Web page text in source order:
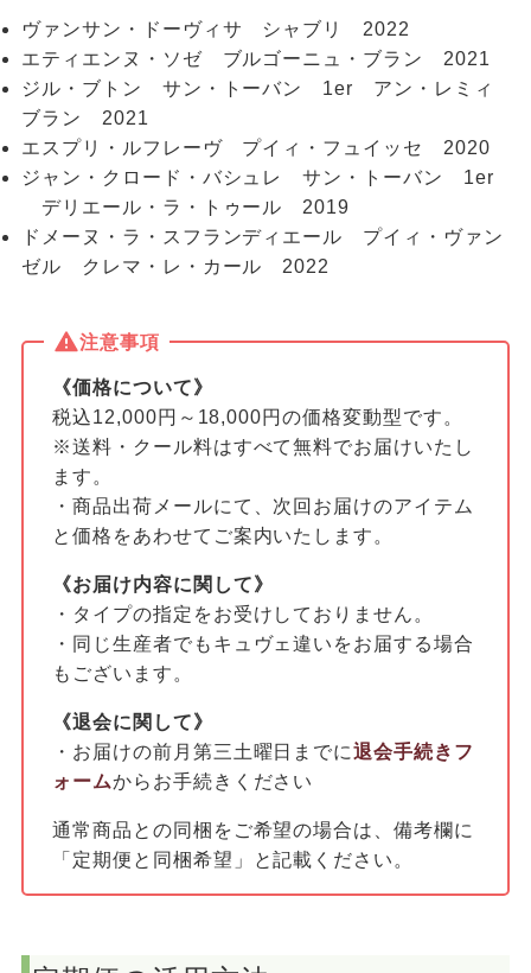
ヴァンサン・ドーヴィサ シャブリ 2022
エティエンヌ・ソゼ ブルゴーニュ・ブラン 2021
ジル・ブトン サン・トーバン 1er アン・レミィ
ブラン 2021
エスプリ・ルフレーヴ プイィ・フュイッセ 2020
ジャン・クロード・バシュレ サン・トーバン 1er
デリエール・ラ・トゥール 2019
ドメーヌ・ラ・スフランディエール プイィ・ヴァン
ゼル クレマ・レ・カール 2022
注意事項
《価格について》
税込12,000円～18,000円の価格変動型です。
※送料・クール料はすべて無料でお届けいたし
ます。
・商品出荷メールにて、次回お届けのアイテム
と価格をあわせてご案内いたします。
《お届け内容に関して》
・タイプの指定をお受けしておりません。
・同じ生産者でもキュヴェ違いをお届する場合
もございます。
《退会に関して》
・お届けの前月第三土曜日までに退会手続きフ
ォームからお手続きください
通常商品との同梱をご希望の場合は、備考欄に
「定期便と同梱希望」と記載ください。